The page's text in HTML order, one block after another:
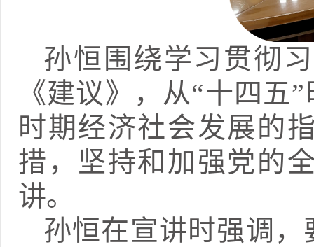
孙恒围绕学习贯彻
《建议》，从“十四五
时期经济社会发展的
措，坚持和加强党的
讲。
孙恒在宣讲时强调